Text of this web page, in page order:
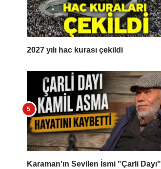
2027 yılı hac kurası çekildi
Karaman'ın Sevilen İsmi "Çarli Dayı"